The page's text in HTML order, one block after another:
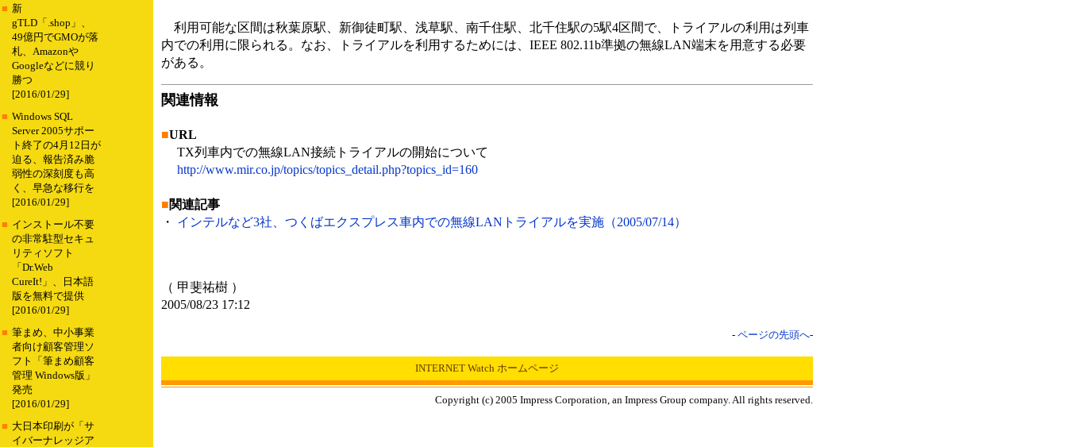
■ 新
gTLD「.shop」、
49億円でGMOが落
札、Amazonや
Googleなどに競り
勝つ
[2016/01/29]
■ Windows SQL
Server 2005サポー
ト終了の4月12日が
迫る、報告済み脆
弱性の深刻度も高
く、早急な移行を
[2016/01/29]
■ インストール不要
の非常駐型セキュ
リティソフト
「Dr.Web
CureIt!」、日本語
版を無料で提供
[2016/01/29]
■ 筆まめ、中小事業
者向け顧客管理ソ
フト「筆まめ顧客
管理 Windows版」
発売
[2016/01/29]
■ 大日本印刷が「サ
イバーナレッジア
利用可能な区間は秋葉原駅、新御徒町駅、浅草駅、南千住駅、北千住駅の5駅4区間で、トライアルの利用は列車
内での利用に限られる。なお、トライアルを利用するためには、IEEE 802.11b準拠の無線LAN端末を用意する必要
がある。
関連情報
■URL
TX列車内での無線LAN接続トライアルの開始について
http://www.mir.co.jp/topics/topics_detail.php?topics_id=160
■関連記事
・ インテルなど3社、つくばエクスプレス車内での無線LANトライアルを実施（2005/07/14）
（ 甲斐祐樹 ）
2005/08/23 17:12
- ページの先頭へ-
INTERNET Watch ホームページ
Copyright (c) 2005 Impress Corporation, an Impress Group company. All rights reserved.